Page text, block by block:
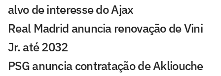
alvo de interesse do Ajax
Real Madrid anuncia renovação de Vini
Jr. até 2032
PSG anuncia contratação de Akliouche